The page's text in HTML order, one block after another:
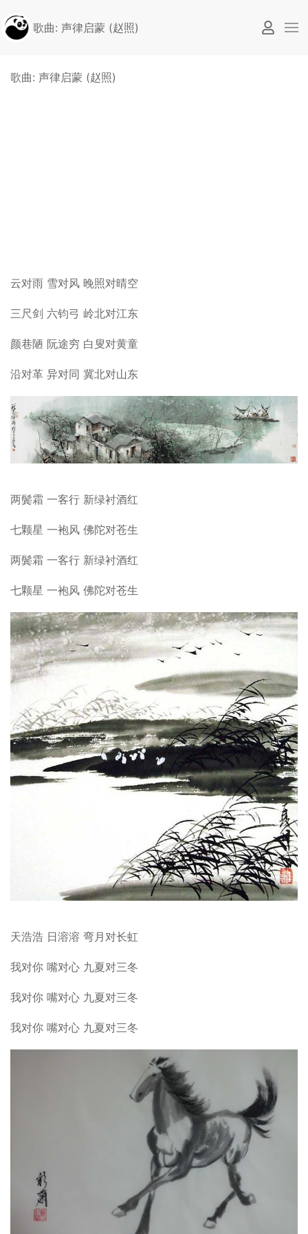
歌曲: 声律启蒙 (赵照)
歌曲: 声律启蒙 (赵照)
云对雨 雪对风 晚照对晴空
三尺剑 六钧弓 岭北对江东
颜巷陋 阮途穷 白叟对黄童
沿对革 异对同 冀北对山东
两鬓霜 一客行 新绿衬酒红
七颗星 一袍风 佛陀对苍生
两鬓霜 一客行 新绿衬酒红
七颗星 一袍风 佛陀对苍生
天浩浩 日溶溶 弯月对长虹
我对你 嘴对心 九夏对三冬
我对你 嘴对心 九夏对三冬
我对你 嘴对心 九夏对三冬